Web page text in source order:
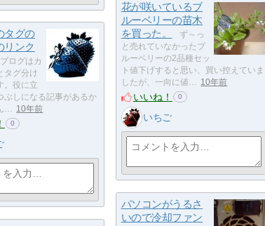
花が咲いているブ
ルーベリーの苗木
を買った。
ず～っ
と売れていなかったブ
ルーベリーの2品種セッ
ト値下げすると思い、買い控えていま
したが、一向に値… 10年前
いいね！ 0
いちご
タグの
リンク
ログはカ
タグ分け
。役に立
ぶしになる記事があるか
… 10年前
0
パソコンがうるさ
いので冷却ファン